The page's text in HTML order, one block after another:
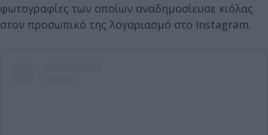
φωτογραφίες των οποίων αναδημοσίευσε κιόλας
στον προσωπικό της λογαριασμό στο Instagram.